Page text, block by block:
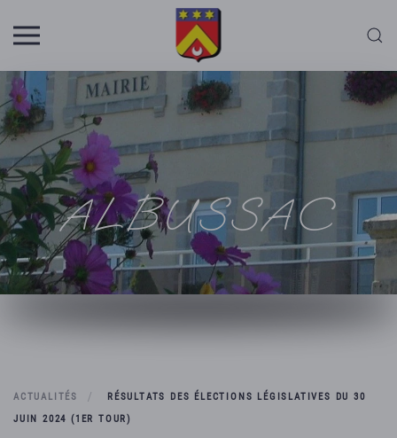
Skip to main content
ALBUSSAC
ACTUALITÉS
RÉSULTATS DES ÉLECTIONS LÉGISLATIVES DU 30
JUIN 2024 (1ER TOUR)